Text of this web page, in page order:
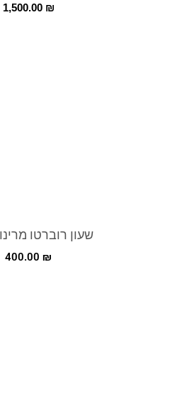
1,500.00 ₪
שעון רוברטו
400.00 ₪